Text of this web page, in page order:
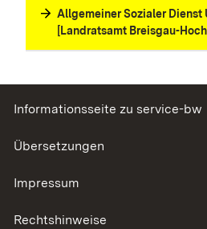
Allgemeiner Sozialer Dienst
[Landratsamt Breisgau-
Informationsseite zu service-bw
Übersetzungen
Impressum
Rechtshinweise